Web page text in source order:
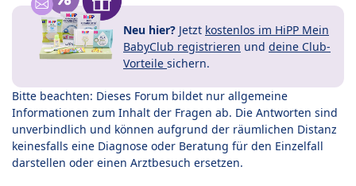
Neu hier? Jetzt kostenlos im HiPP Mein
BabyClub registrieren und deine Club-
Vorteile sichern.
Bitte beachten: Dieses Forum bildet nur allgemeine
Informationen zum Inhalt der Fragen ab. Die Antworten sind
unverbindlich und können aufgrund der räumlichen Distanz
keinesfalls eine Diagnose oder Beratung für den Einzelfall
darstellen oder einen Arztbesuch ersetzen.